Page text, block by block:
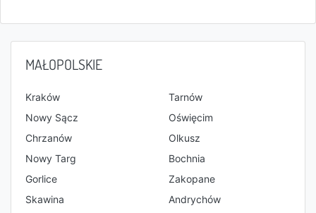
MAŁOPOLSKIE
Kraków
Tarnów
Nowy Sącz
Oświęcim
Chrzanów
Olkusz
Nowy Targ
Bochnia
Gorlice
Zakopane
Skawina
Andrychów